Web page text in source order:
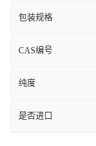
包装规格
CAS编号
纯度
是否进口